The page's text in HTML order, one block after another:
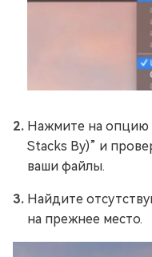
Нажмите на опцию
Stacks By)” и
ваши файлы.
Найдите
на прежнее место.